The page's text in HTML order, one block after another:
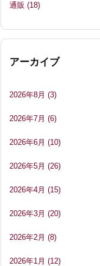
通販 (18)
アーカイブ
2026年8月 (3)
2026年7月 (6)
2026年6月 (10)
2026年5月 (26)
2026年4月 (15)
2026年3月 (20)
2026年2月 (8)
2026年1月 (12)